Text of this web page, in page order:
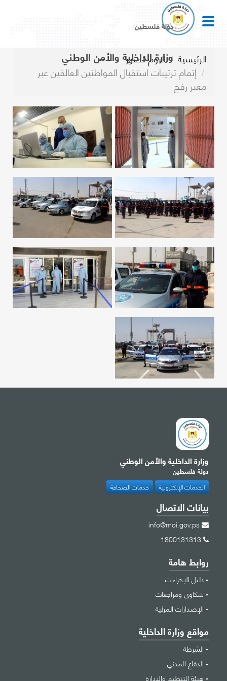
دولة فلسطين
وزارة الداخلية والأمن الوطني الرئيسية ألبوم الصور
إتمام ترتيبات استقبال المواطنين العالقين عبر
معبر رفح
وزارة الداخلية والأمن الوطني
دولة فلسطين
الخدمات الإلكترونية خدمات الصحافة
بيانات الاتصال
info@moi.gov.ps
روابط هامة
دليل الإجراءات
شكاوى ومراجعات
الإصدارات المرئية
مواقع وزارة الداخلية
الشرطة
الدفاع المدني
هيئة التنظيم والإدارة